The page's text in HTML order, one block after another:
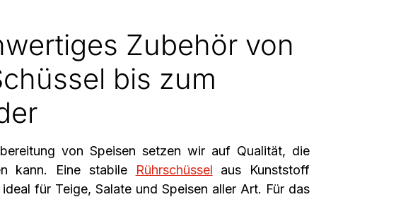
Zubehör von
bis zum
von Speisen setzen wir auf Qualität, die
kann. Eine stabile
Rührschüssel aus Kunststoff
für Teige, Salate und Speisen aller Art. Für das